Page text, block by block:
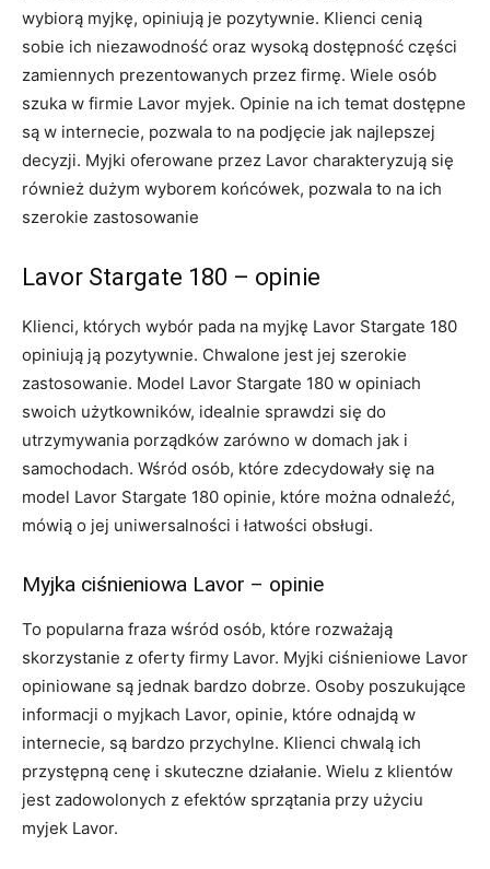
wybiorą myjkę, opiniują je pozytywnie. Klienci cenią
sobie ich niezawodność oraz wysoką dostępność części
zamiennych prezentowanych przez firmę. Wiele osób
szuka w firmie Lavor myjek. Opinie na ich temat dostępne
są w internecie, pozwala to na podjęcie jak najlepszej
decyzji. Myjki oferowane przez Lavor charakteryzują się
również dużym wyborem końcówek, pozwala to na ich
szerokie zastosowanie
Lavor Stargate 180 – opinie
Klienci, których wybór pada na myjkę Lavor Stargate 180
opiniują ją pozytywnie. Chwalone jest jej szerokie
zastosowanie. Model Lavor Stargate 180 w opiniach
swoich użytkowników, idealnie sprawdzi się do
utrzymywania porządków zarówno w domach jak i
samochodach. Wśród osób, które zdecydowały się na
model Lavor Stargate 180 opinie, które można odnaleźć,
mówią o jej uniwersalności i łatwości obsługi.
Myjka ciśnieniowa Lavor – opinie
To popularna fraza wśród osób, które rozważają
skorzystanie z oferty firmy Lavor. Myjki ciśnieniowe Lavor
opiniowane są jednak bardzo dobrze. Osoby poszukujące
informacji o myjkach Lavor, opinie, które odnajdą w
internecie, są bardzo przychylne. Klienci chwalą ich
przystępną cenę i skuteczne działanie. Wielu z klientów
jest zadowolonych z efektów sprzątania przy użyciu
myjek Lavor.